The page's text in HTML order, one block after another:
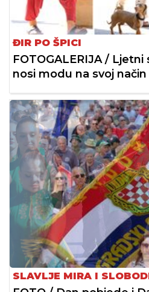
ĐIR PO ŠPICI
FOTOGALERIJA /
nosi modu na svoj način
SLAVLJE MIRA I